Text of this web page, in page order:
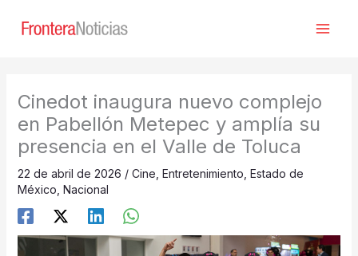
Cinedot inaugura nuevo complejo
en Pabellón Metepec y amplía su
presencia en el Valle de Toluca
22 de abril de 2026 / Cine Entretenimiento Estado de
México Nacional